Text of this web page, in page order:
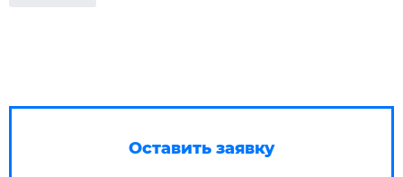
Оставить заявку